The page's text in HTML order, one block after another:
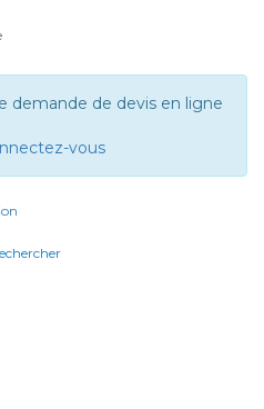
demande de devis en ligne
vous